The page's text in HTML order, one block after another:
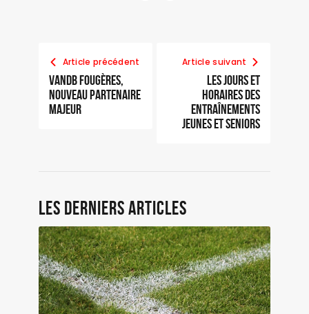
Article précédent
VandB Fougères,
nouveau partenaire
majeur
Article suivant
Les jours et
horaires des
entraînements
jeunes et seniors
Les derniers articles